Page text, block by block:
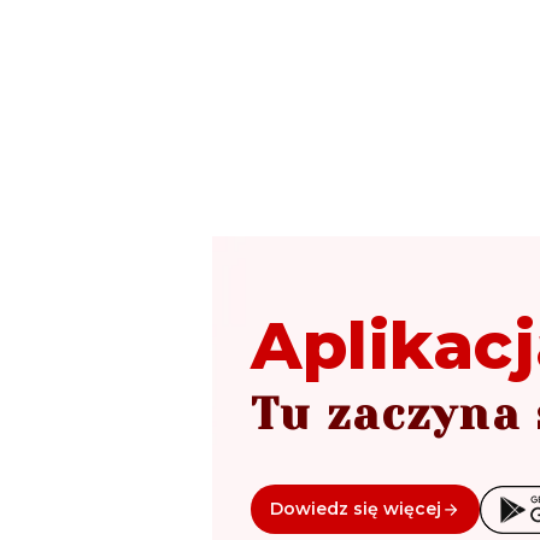
Tu
Dowiedz się więcej